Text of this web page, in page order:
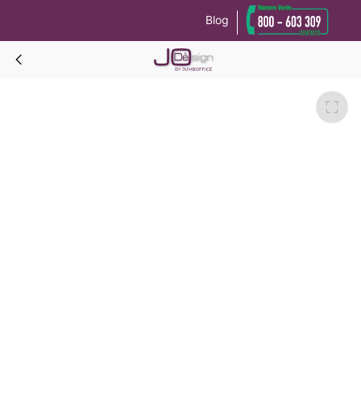
Blog
Informativa sulla raccolta
Le tue preferenze relative alla privacy